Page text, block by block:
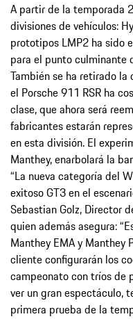
A partir de la temporada
divisiones de vehículos:
prototipos LMP2 ha sido
para el punto culminante
También se ha retirado
el Porsche 911 RSR ha
clase, que ahora será
fabricantes estarán
en esta división. El
Manthey, enarbolará la
“La nueva categoría del
exitoso GT3 en el
Sebastian Golz, Director
quien además asegura:
Manthey EMA y Manthey
cliente configurarán los
campeonato con tríos de
ver un gran espectáculo,
primera prueba de la